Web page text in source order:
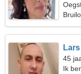
nodig
Lars
45
Ik